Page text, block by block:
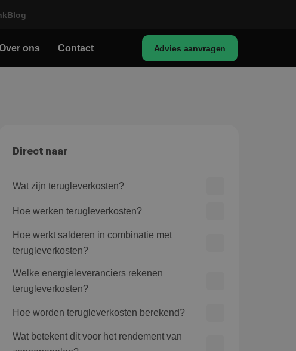
Blog
ons Contact Advies aanvragen
Direct naar
Wat zijn terugleverkosten?
Hoe werken terugleverkosten?
Hoe werkt salderen in combinatie met
terugleverkosten?
Welke energieleveranciers rekenen
terugleverkosten?
Hoe worden terugleverkosten berekend?
Wat betekent dit voor het rendement van